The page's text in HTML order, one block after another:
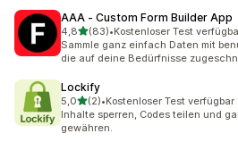
AAA ‑ Custom Form Builder App
4,8von 5 Sternen
(83)
83 Rezensionen insgesamt
•Kostenloser Test
Sammle ganz einfach Daten mit
die auf deine Bedürfnisse
Lockify
5,0von 5 Sternen
(2)
2 Rezensionen insgesamt
•Kostenloser Test verfügbar
Inhalte sperren, Codes teilen und
gewähren.